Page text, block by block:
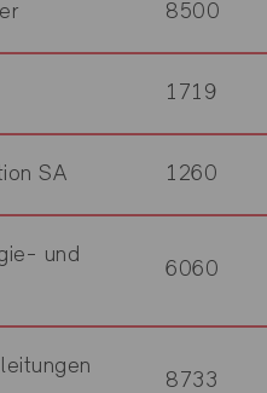
8500
1719
SA 1260
und
6060
8733